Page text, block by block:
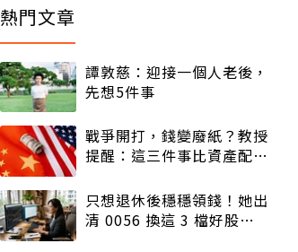
熱門文章
譚敦慈：迎接一個人老後，
先想5件事
戰爭開打，錢變廢紙？教授
提醒：這三件事比資產配置
只想退休後穩穩領錢！她出
清 0056 換這 3 檔好股：